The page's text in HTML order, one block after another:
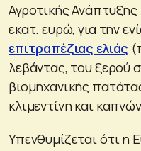
Αγροτικής
εκατ. ευρώ, για την
επιτραπέζιας ελιάς
λεβάντας, του ξερού
βιομηχανικής
κλιμεντίνη και
Υπενθυμίζεται ότι